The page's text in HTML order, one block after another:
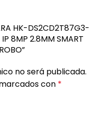
HK-DS2CD2T87G3-
IP 8MP 2.8MM SMART
no será publicada.
con *